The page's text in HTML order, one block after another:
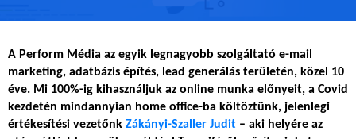
A Perform Média az egyik legnagyobb szolgáltató e-mail
marketing, adatbázis építés, lead generálás területén, közel 10
éve. Mi 100%-ig kihasználjuk az online munka előnyeit, a Covid
kezdetén mindannyian home office-ba költöztünk, jelenlegi
értékesítési vezetőnk Zákányi-Szaller Judit – aki helyére az